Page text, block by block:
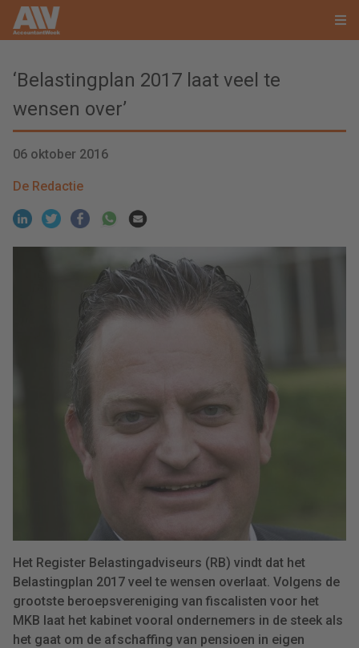
‘Belastingplan 2017 laat veel te
wensen over’
06 oktober 2016
De Redactie
Het Register Belastingadviseurs (RB) vindt dat het
Belastingplan 2017 veel te wensen overlaat. Volgens de
grootste beroepsvereniging van fiscalisten voor het
MKB laat het kabinet vooral ondernemers in de steek als
het gaat om de afschaffing van pensioen in eigen